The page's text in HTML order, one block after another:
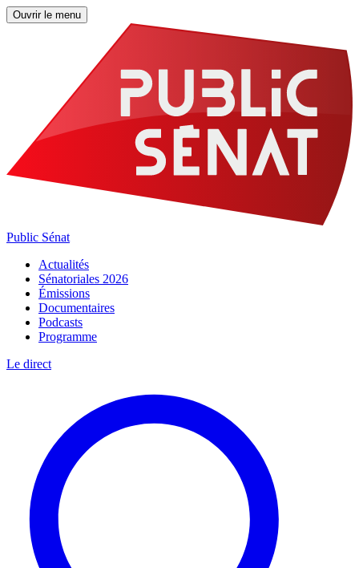
Ouvrir le menu
Public Sénat
Actualités
Sénatoriales 2026
Émissions
Documentaires
Podcasts
Programme
Le direct